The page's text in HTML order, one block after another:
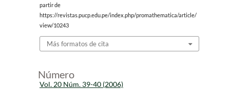
partir de
https://revistas.pucp.edu.pe/index.php/promathematica/article/
view/10243
Más formatos de cita
Número
Vol. 20 Núm. 39-40 (2006)